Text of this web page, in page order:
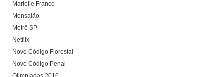
Marielle Franco
Mensalão
Metrô SP
Netflix
Novo Código Florestal
Novo Código Penal